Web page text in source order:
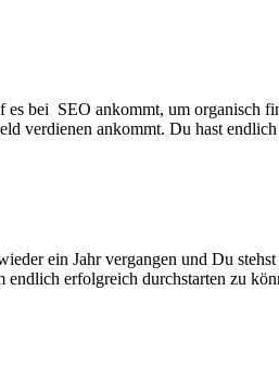
bei SEO ankommt, um organisch
verdienen ankommt. Du hast
ein Jahr vergangen und Du
endlich erfolgreich durchstarten zu